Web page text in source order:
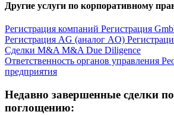
Другие услуги по корпоративному
Регистрация компаний Регистрация
Регистрация AG (аналог AO)
Сделки M&A M&A Due Diligence
Ответственность органов управления
предприятия
Недавно завершенные сделки
поглощению: